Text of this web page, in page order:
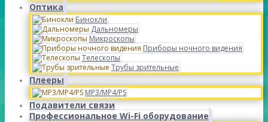
Оптика
Бинокли
Дальномеры
Микроскопы
Приборы ночного видения
Телескопы
Трубы зрительные
Плееры
MP3/MP4/PS
Подавители связи
Профессиональное Wi-Fi оборудование